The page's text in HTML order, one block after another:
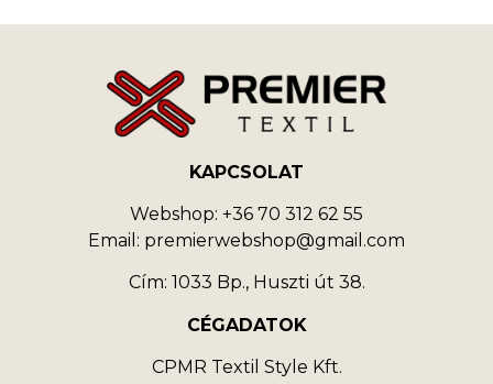
KAPCSOLAT
Webshop: +36 70 312 62 55
Email: premierwebshop@gmail.com
Cím: 1033 Bp., Huszti út 38.
CÉGADATOK
CPMR Textil Style Kft.